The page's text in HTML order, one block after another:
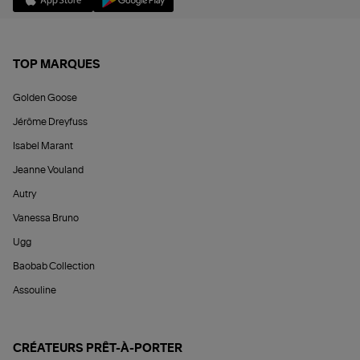
TOP MARQUES
Golden Goose
Jérôme Dreyfuss
Isabel Marant
Jeanne Vouland
Autry
Vanessa Bruno
Ugg
Baobab Collection
Assouline
CRÉATEURS PRÊT-À-PORTER